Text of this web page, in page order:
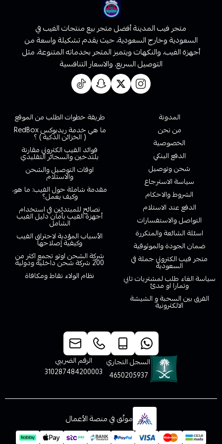
متجر فيب المدينة أفضل متجر بيع منتجات الفيب في
السعودية وخارج السعودية، حيث يقدم تشكيلة واسعة من
أجهزة الفيب، والنكهات ويتميز المتجر بخدماته المتنوعة، مثل
التوصيل السريع، والاسعار التنافسية
المدونة
من نحن
الخصوصية
الدفع البنكي
شحن وتوصيل
سياسة الاسترجاع
الشروط والاحكام
الدفع عند الاستلام
التواصل والاستفسارات
اسئلة الشائعة والمتكررة
ضمان الجودة والموثوقية
متجر فيب الكتروني جملة في
السعودية
سياسة الغاء طلب لمشتريات تابي
وتمارا او مدئ
الفرق بين السحبة و الشيشة
الالكترونية
طريقة خطوات الطلب من الموقع
ما هي خدمة ريدبوكس RedBox
( الخزائن الذكية ) ؟
فوائد الفيب الكتروني مقارنة
بلتدخين والسجائر التقليدي
اوقات التوصيل والشحن
والاستلام
مقدمة شاملة حول الفيب: ما هو،
وكيف يعمل؟
نصائح للمبتدئين في استخدام
أجهزة الفيب بأمان دليل الفيب
الشامل
الأسباب المؤدية لاحتراق الفيب
وكيفية إصلاحها
شركة الشحن اوتو تجمع اكثر من
200 شركة شحن داخلية ودولية
نظام الولاء نقاط ومكافاة
السجل التجاري
4650205937
الرقم الضريبي
310287484200003
موثّق في منصة الأعمال